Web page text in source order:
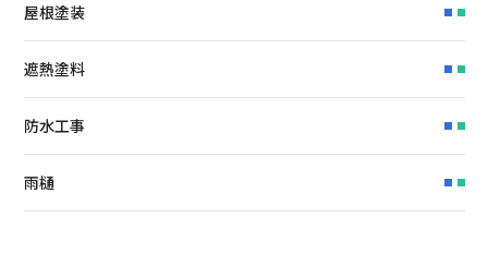
屋根塗装
遮熱塗料
防水工事
雨樋